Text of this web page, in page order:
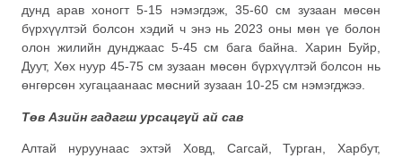
дунд арав хоногт 5-15 нэмэгдэж, 35-60 см зузаан мөсөн
бүрхүүлтэй болсон хэдий ч энэ нь 2023 оны мөн үе болон
олон жилийн дунджаас 5-45 см бага байна. Харин Буйр,
Дуут, Хөх нуур 45-75 см зузаан мөсөн бүрхүүлтэй болсон нь
өнгөрсөн хугацаанаас мөсний зузаан 10-25 см нэмэгджээ.
Төв Азийн гадагш урсацгүй ай сав
Алтай нуруунаас эхтэй Ховд, Сагсай, Турган, Харбут,